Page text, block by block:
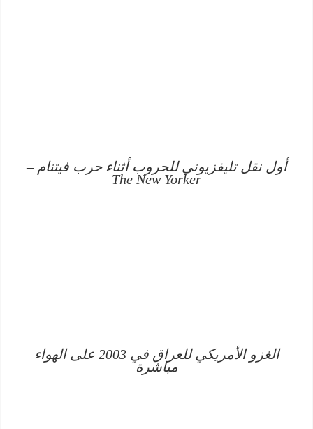
أول نقل تليفزيوني للحروب أثناء حرب فيتنام –
The New Yorker‏
الغزو الأمريكي للعراق في 2003 على الهواء
مباشرة